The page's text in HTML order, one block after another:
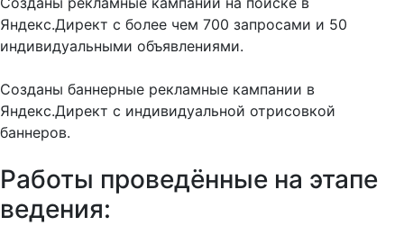
Яндекс.Директ с более чем 700 запросами и 50
индивидуальными объявлениями.
Созданы баннерные рекламные кампании в
Яндекс.Директ с индивидуальной отрисовкой
баннеров.
Работы проведённые на этапе
ведения: